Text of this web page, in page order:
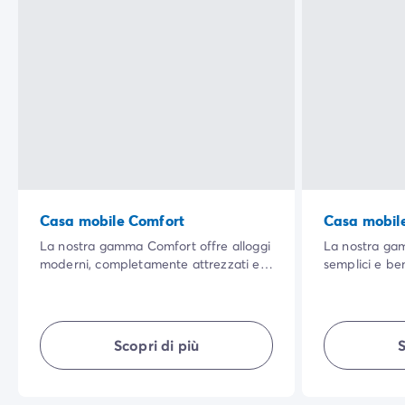
Casa mobile Comfort
La nostra gamma Comfort offre alloggi
moderni, completamente attrezzati e
semplicità, privacy... per una vacanza
all'aria aperta indimenticabile.
Scopri di più
Casa
La nostra
semplici e
aperta, una
che serve
qualunque